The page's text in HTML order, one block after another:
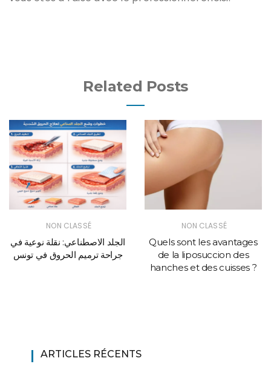
Related Posts
NON CLASSÉ
الجلد الاصطناعي: نقلة نوعية في
جراحة ترميم الحروق في تونس
NON CLASSÉ
Quels sont les avantages
de la liposuccion des
hanches et des cuisses ?
ARTICLES RÉCENTS